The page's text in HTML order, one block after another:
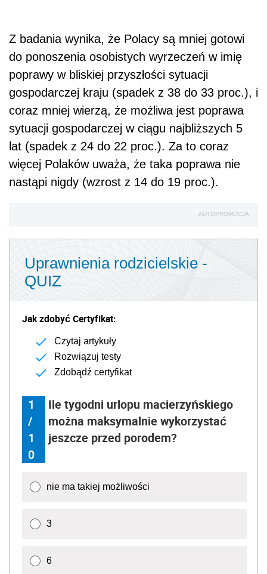
Z badania wynika, że Polacy są mniej gotowi
do ponoszenia osobistych wyrzeczeń w imię
poprawy w bliskiej przyszłości sytuacji
gospodarczej kraju (spadek z 38 do 33 proc.), i
coraz mniej wierzą, że możliwa jest poprawa
sytuacji gospodarczej w ciągu najbliższych 5
lat (spadek z 24 do 22 proc.). Za to coraz
więcej Polaków uważa, że taka poprawa nie
nastąpi nigdy (wzrost z 14 do 19 proc.).
AUTOPROMOCJA
Uprawnienia rodzicielskie -
QUIZ
Jak zdobyć Certyfikat:
Czytaj artykuły
Rozwiązuj testy
Zdobądź certyfikat
1
/
1
0
Ile tygodni urlopu macierzyńskiego
można maksymalnie wykorzystać
jeszcze przed porodem?
nie ma takiej możliwości
3
6